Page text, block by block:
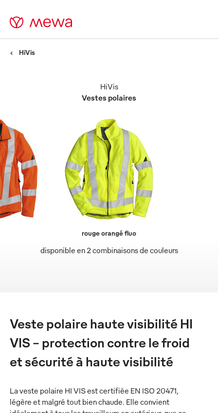
HiVis
Vestes polaires
HiVis
disponible en 2 combinaisons de couleurs
rouge orangé fluo
Veste polaire haute visibilité HI
VIS - protection contre le froid
et sécurité à haute visibilité
La veste polaire HI VIS est certifiée EN ISO 20471,
légère et malgré tout bien chaude. Elle convient